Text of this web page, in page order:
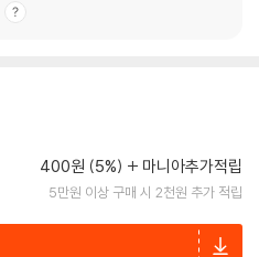
400원 (5%) 마니아추가적립
5만원 이상 구매 시 2천원 추가 적립